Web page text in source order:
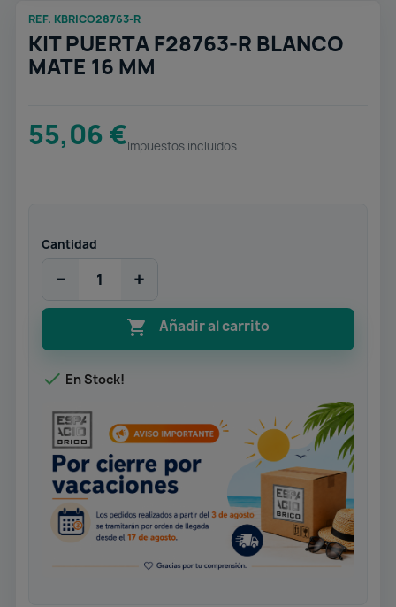
REF. KBRICO28763-R
KIT PUERTA F28763-R BLANCO
MATE 16 MM
55,06 €Impuestos incluidos
Cantidad
− +
 Añadir al carrito
 En Stock!